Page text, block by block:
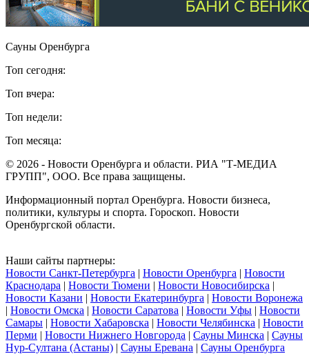
Сауны Оренбурга
Топ сегодня:
Топ вчера:
Топ недели:
Топ месяца:
© 2026 - Новости Оренбурга и области. РИА "Т-МЕДИА
ГРУПП", ООО. Все права защищены.
Информационный портал Оренбурга. Новости бизнеса,
политики, культуры и спорта. Гороскоп. Новости
Оренбургской области.
Наши сайты партнеры:
Новости Санкт-Петербурга | Новости Оренбурга | Новости
Краснодара | Новости Тюмени | Новости Новосибирска |
Новости Казани | Новости Екатеринбурга | Новости Воронежа
| Новости Омска | Новости Саратова | Новости Уфы | Новости
Самары | Новости Хабаровска | Новости Челябинска | Новости
Перми | Новости Нижнего Новгорода | Сауны Минска | Сауны
Нур-Султана (Астаны) | Сауны Еревана | Сауны Оренбурга